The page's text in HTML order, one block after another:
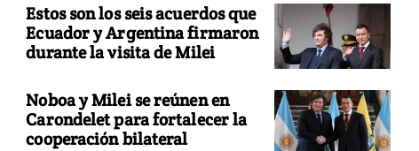
Estos son los seis acuerdos que
Ecuador y Argentina firmaron
durante la visita de Milei
Noboa y Milei se reúnen en
Carondelet para fortalecer la
cooperación bilateral